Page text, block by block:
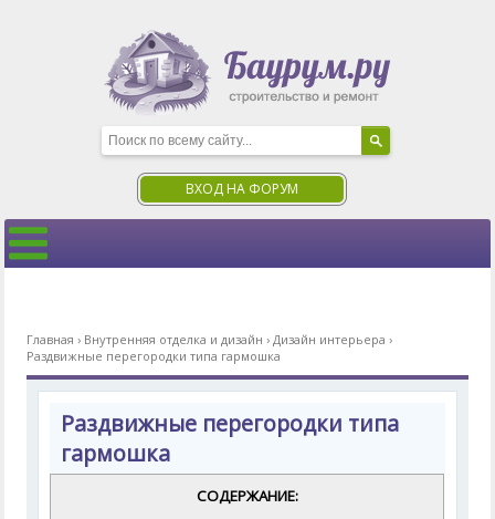
ВХОД НА ФОРУМ
Главная › Внутренняя отделка и дизайн ›Дизайн интерьера ›
Раздвижные перегородки типа гармошка
Раздвижные перегородки типа
гармошка
СОДЕРЖАНИЕ: